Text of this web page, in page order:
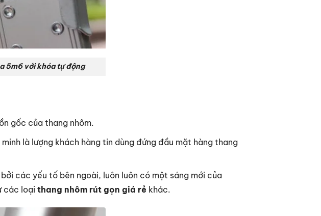
5m6 với khóa tự động
gốc của thang nhôm.
là lượng khách hàng tin dùng đứng đầu mặt hàng thang
các yếu tố bên ngoài, luôn luôn có một sáng mới của
các loại thang nhôm rút gọn giá rẻ khác.